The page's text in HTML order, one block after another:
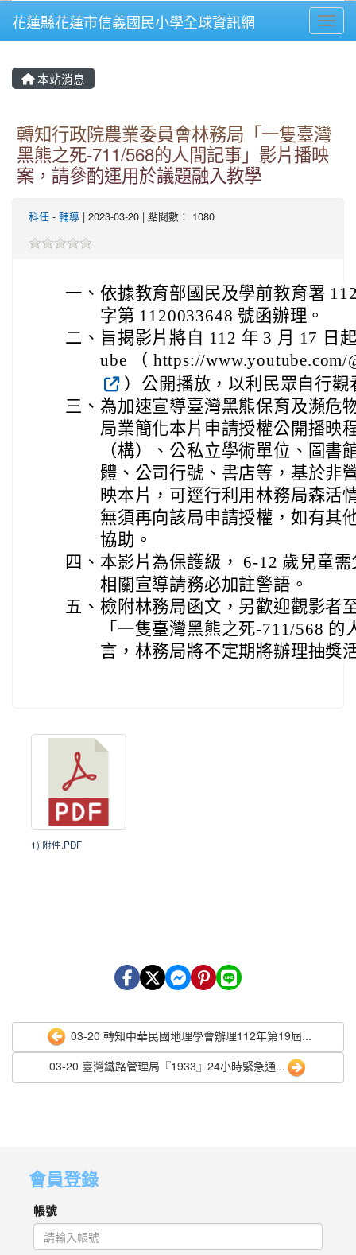
⏸
花蓮縣花蓮市信義國民小學全球資訊網
本站消息
轉知行政院農業委員會林務局「一隻臺灣
黑熊之死-711/568的人間記事」影片播映
案，請參酌運用於議題融入教學
科任 - 輔導 | 2023-03-20 | 點閱數： 1080
一、 依據教育部國民及學前教育署
字第 1120033648 號函辦理。
二、 旨揭影片將自 112 年 3 月 17 日
ube （ https://www.youtube.com/
）公開播放，以利民眾自行觀
三、 為加速宣導臺灣黑熊保育及瀕危
局業簡化本片申請授權公開播映
（構）、公私立學術單位、圖書
體、公司行號、書店等，基於非
映本片，可逕行利用林務局森活
無須再向該局申請授權，如有其
協助。
四、 本影片為保護級， 6-12 歲兒童
相關宣導請務必加註警語。
五、 檢附林務局函文，另歡迎觀影者
「一隻臺灣黑熊之死-711/568
言，林務局將不定期將辦理抽獎
1) 附件.PDF
03-20 轉知中華民國地理學會辦理112年第19屆...
03-20 臺灣鐵路管理局『1933』24小時緊急通...
會員登錄
帳號